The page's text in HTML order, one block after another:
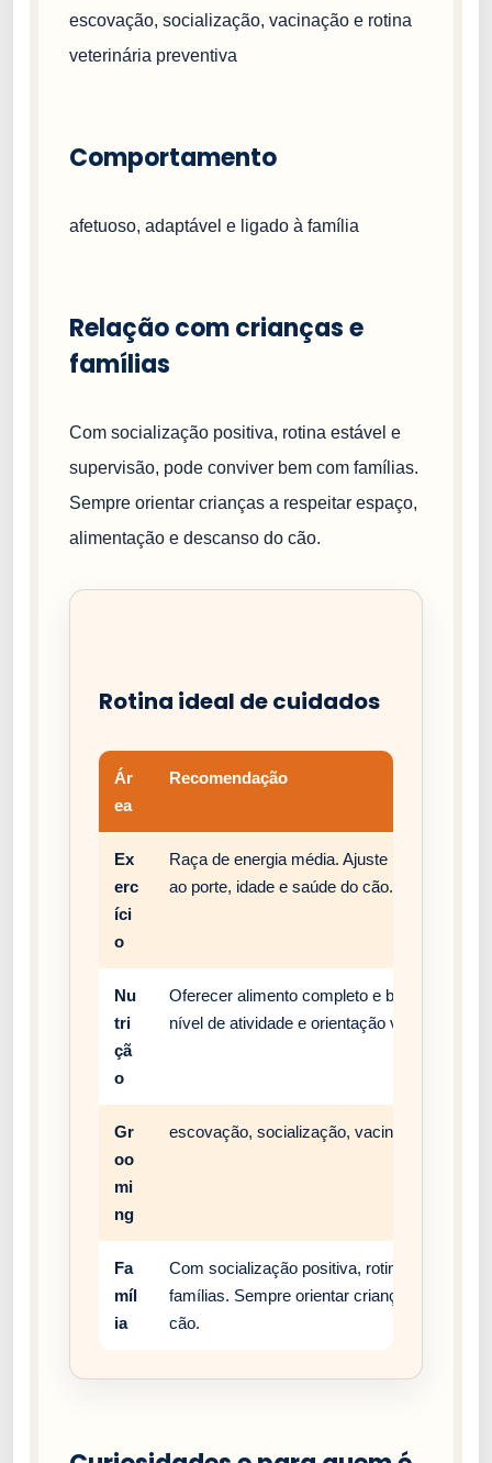
escovação, socialização, vacinação e rotina
veterinária preventiva
Comportamento
afetuoso, adaptável e ligado à família
Relação com crianças e
famílias
Com socialização positiva, rotina estável e
supervisão, pode conviver bem com famílias.
Sempre orientar crianças a respeitar espaço,
alimentação e descanso do cão.
Rotina ideal de cuidados
Ár
ea
Recomendação
Ex
erc
íci
o
Raça de energia média. Ajuste passeios,
ao porte, idade e saúde do cão.
Nu
tri
çã
o
Oferecer alimento completo e balanceado,
nível de atividade e orientação veterinária.
Gr
oo
mi
ng
escovação, socialização, vacinação e rotina
Fa
míl
ia
Com socialização positiva, rotina estável e
famílias. Sempre orientar crianças a
cão.